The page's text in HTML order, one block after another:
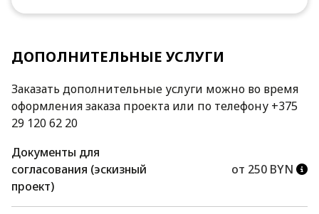
ДОПОЛНИТЕЛЬНЫЕ УСЛУГИ
Заказать дополнительные услуги можно во время
оформления заказа проекта или по телефону +375
29 120 62 20
Документы для
согласования (эскизный
проект)
от 250 BYN